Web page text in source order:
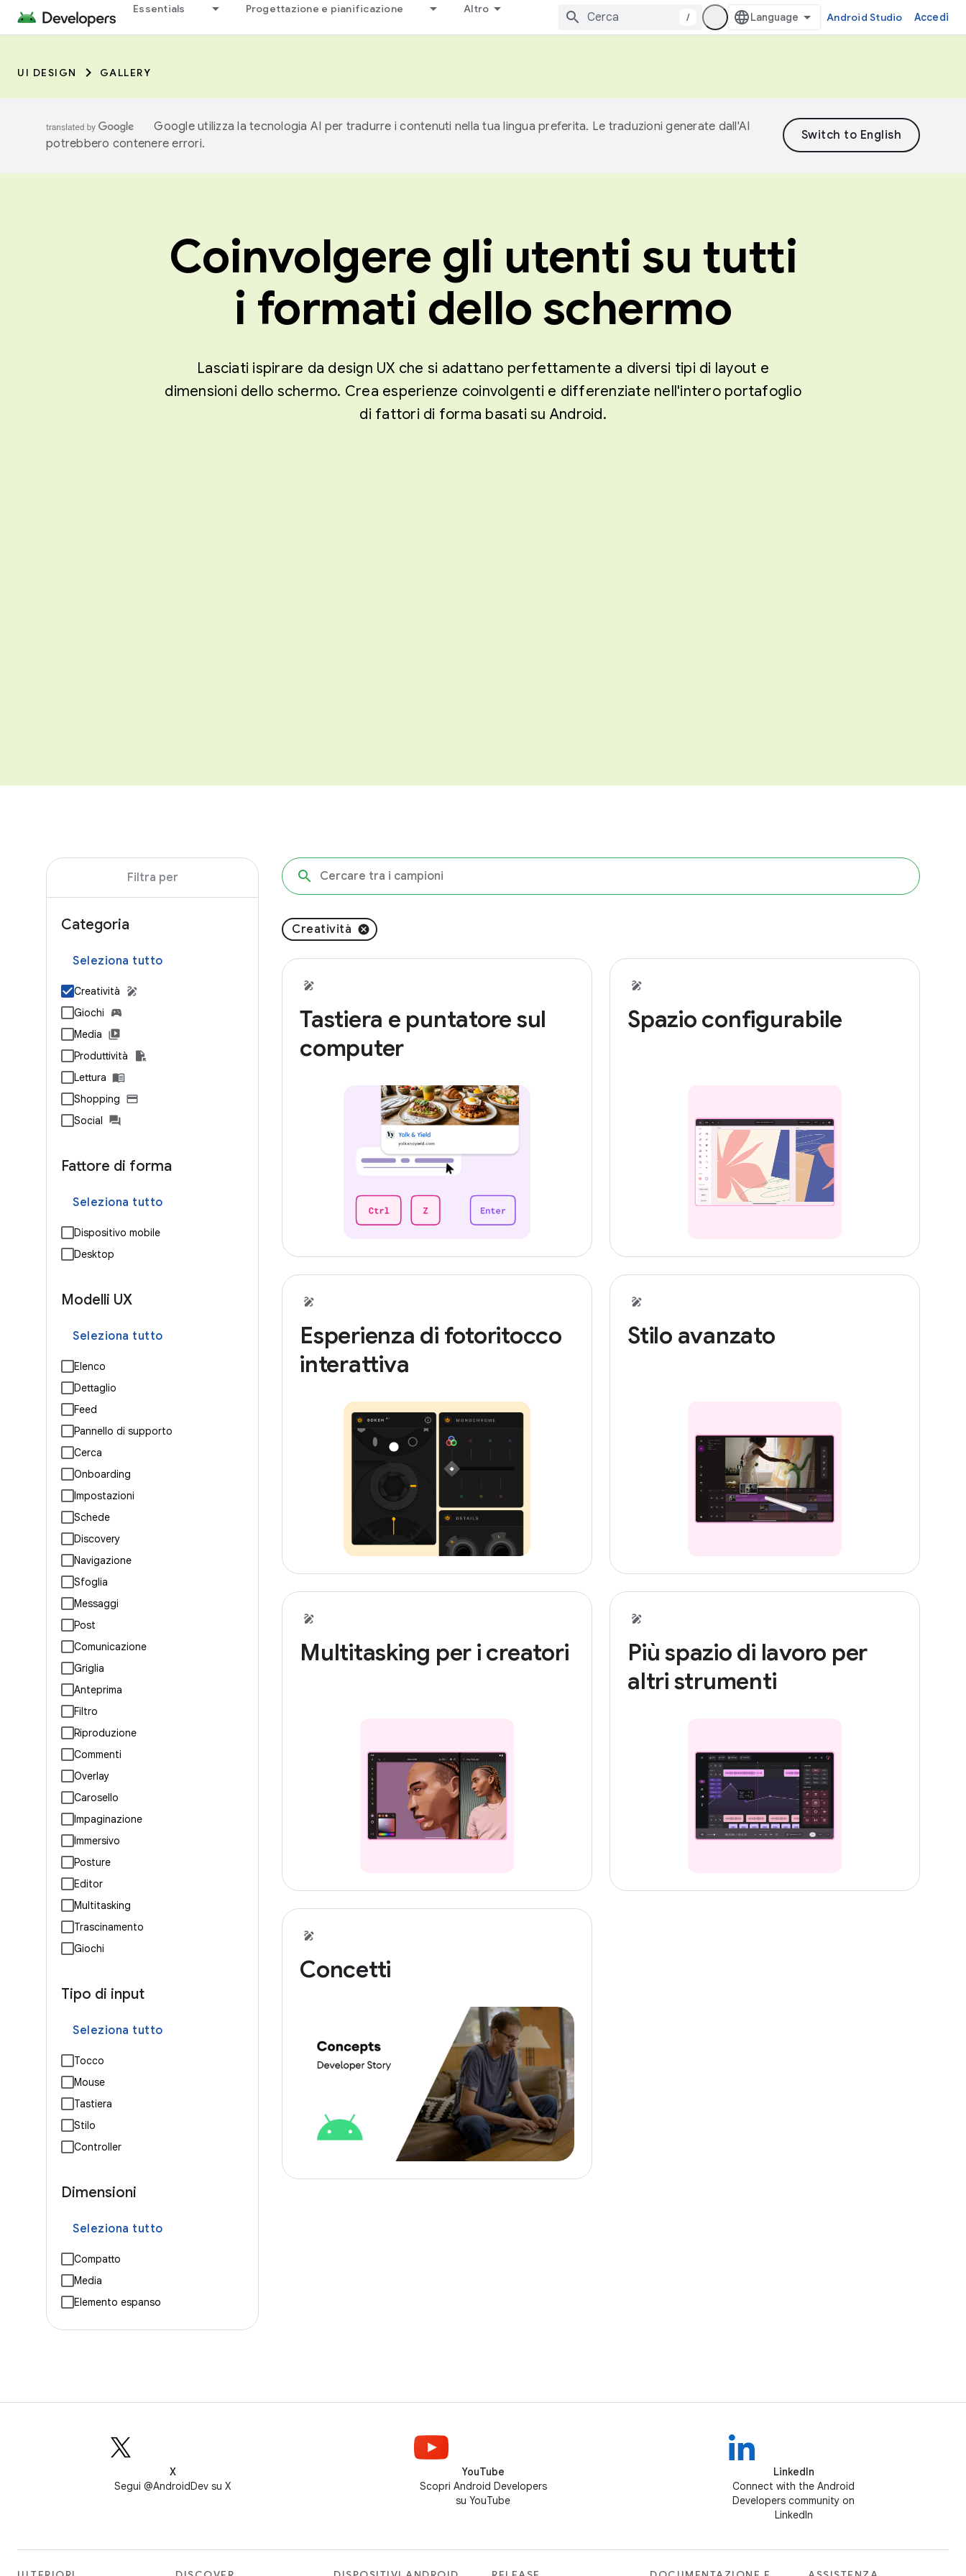
Essentials Progettazione e pianificazione Altro
/ Android Studio Accedi
UI DESIGN GALLERY
Google utilizza la tecnologia AI per tradurre i contenuti nella tua lingua preferita. Le traduzioni generate dall'AI
potrebbero contenere errori.
Coinvolgere gli utenti su tutti
i formati dello schermo
Lasciati ispirare da design UX che si adattano perfettamente a diversi tipi di layout e
dimensioni dello schermo. Crea esperienze coinvolgenti e differenziate nell'intero portafoglio
di fattori di forma basati su Android.
Filtra per
Categoria
Seleziona tutto
Creatività
Giochi
Media
Produttività
Lettura
Shopping
Social
Fattore di forma
Seleziona tutto
Dispositivo mobile
Desktop
Modelli UX
Seleziona tutto
Elenco
Dettaglio
Feed
Pannello di supporto
Cerca
Onboarding
Impostazioni
Schede
Discovery
Navigazione
Sfoglia
Messaggi
Post
Comunicazione
Griglia
Anteprima
Filtro
Riproduzione
Commenti
Overlay
Carosello
Impaginazione
Immersivo
Posture
Editor
Multitasking
Trascinamento
Giochi
Tipo di input
Seleziona tutto
Tocco
Mouse
Tastiera
Stilo
Controller
Dimensioni
Seleziona tutto
Compatto
Media
Elemento espanso
Creatività
Tastiera e puntatore sul
computer
Spazio configurabile
Esperienza di fotoritocco
interattiva
Stilo avanzato
Multitasking per i creatori
Più spazio di lavoro per
altri strumenti
Concetti
X
Segui @AndroidDev su X
YouTube
Scopri Android Developers
su YouTube
LinkedIn
Connect with the Android
Developers community on
LinkedIn